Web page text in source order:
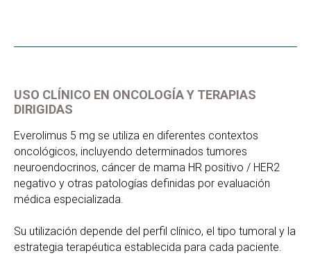
USO CLÍNICO EN ONCOLOGÍA Y TERAPIAS
DIRIGIDAS
Everolimus 5 mg se utiliza en diferentes contextos
oncológicos, incluyendo determinados tumores
neuroendocrinos, cáncer de mama HR positivo / HER2
negativo y otras patologías definidas por evaluación
médica especializada.
Su utilización depende del perfil clínico, el tipo tumoral y la
estrategia terapéutica establecida para cada paciente.